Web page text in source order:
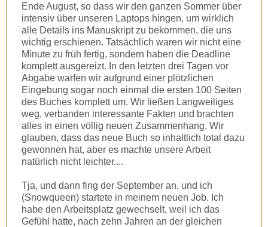
Ende August, so dass wir den ganzen Sommer über
intensiv über unseren Laptops hingen, um wirklich
alle Details ins Manuskript zu bekommen, die uns
wichtig erschienen. Tatsächlich waren wir nicht eine
Minute zu früh fertig, sondern haben die Deadline
komplett ausgereizt. In den letzten drei Tagen vor
Abgabe warfen wir aufgrund einer plötzlichen
Eingebung sogar noch einmal die ersten 100 Seiten
des Buches komplett um. Wir ließen Langweiliges
weg, verbanden interessante Fakten und brachten
alles in einen völlig neuen Zusammenhang. Wir
glauben, dass das neue Buch so inhaltlich total dazu
gewonnen hat, aber es machte unsere Arbeit
natürlich nicht leichter....
Tja, und dann fing der September an, und ich
(Snowqueen) startete in meinem neuen Job. Ich
habe den Arbeitsplatz gewechselt, weil ich das
Gefühl hatte, nach zehn Jahren an der gleichen